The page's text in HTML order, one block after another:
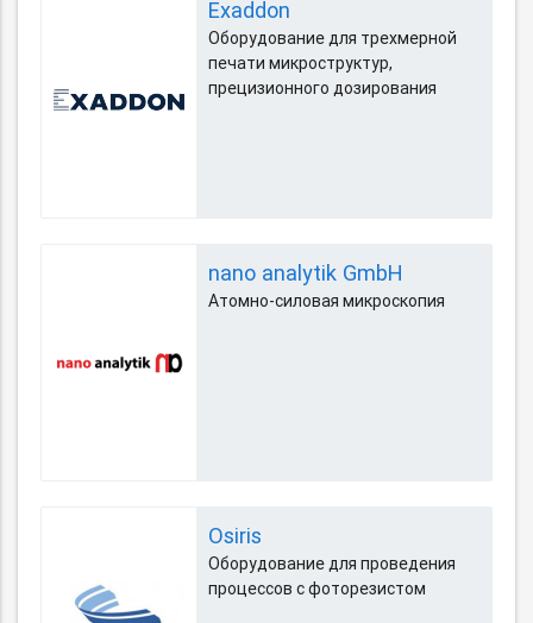
Exaddon
Оборудование для трехмерной
печати микроструктур,
прецизионного дозирования
nano analytik GmbH
Атомно-силовая микроскопия
Osiris
Оборудование для проведения
процессов с фоторезистом